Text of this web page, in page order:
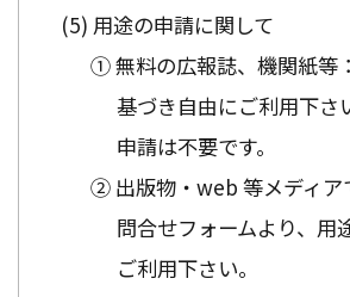
用途の申請に関して
① 無料の広報誌、機関紙等
基づき自由にご利用下さ
申請は不要です。
② 出版物・web 等メディア
問合せフォームより、用
ご利用下さい。